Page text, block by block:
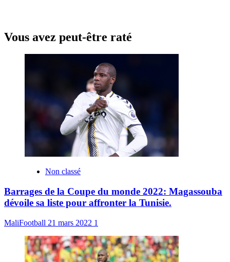
Vous avez peut-être raté
Non classé
Barrages de la Coupe du monde 2022: Magassouba
dévoile sa liste pour affronter la Tunisie.
MaliFootball 21 mars 2022 1